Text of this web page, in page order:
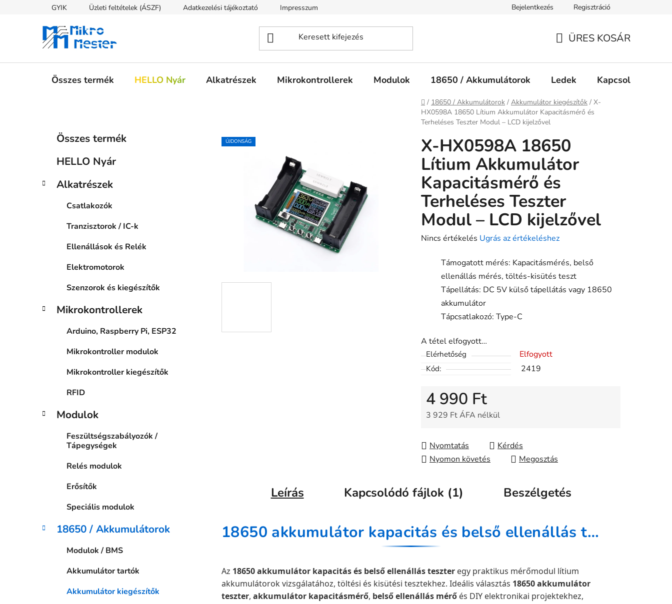
tartalomhoz
GYIK Üzleti feltételek (ÁSZF) Adatkezelési tájékoztató Impresszum Süti tájékoztató
Bejelentkezés Regisztráció
ÜRES KOSÁR
Összes termék HELLO Nyár Alkatrészek Mikrokontrollerek Modulok 18650 / Akkumulátorok Ledek Kapcsolók
Kezdőlap
/ 18650 / Akkumulátorok / Akkumulátor kiegészítők / X-
HX0598A 18650 Lítium Akkumulátor Kapacitásmérő és
Terheléses Teszter Modul – LCD kijelzővel
l
Kategóriák
átugrása
ó
Összes termék
HELLO Nyár
Alkatrészek
Csatlakozók
Tranzisztorok / IC-k
Ellenállások és Relék
Elektromotorok
Szenzorok és kiegészítők
Mikrokontrollerek
Arduino, Raspberry Pi, ESP32
Mikrokontroller modulok
Mikrokontroller kiegészítők
RFID
Modulok
Feszültségszabályozók /
Tápegységek
Relés modulok
Erősítők
Speciális modulok
18650 / Akkumulátorok
Modulok / BMS
Akkumulátor tartók
Akkumulátor kiegészítők
X-HX0598A 18650
Lítium Akkumulátor
Kapacitásmérő és
Terheléses Teszter
Modul – LCD kijelzővel
A
átlagos
értékelése
Nincs értékelés Ugrás az értékeléshez
Támogatott mérés: Kapacitásmérés, belső
ellenállás mérés, töltés-kisütés teszt
Tápellátás: DC 5V külső tápellátás vagy 18650
akkumulátor
Tápcsatlakozó: Type-C
A tétel elfogyott…
Elérhetőség Elfogyott
Kód: 2419
4 990 Ft
3 929 Ft ÁFA nélkül
Nyomtatás
Kérdés
Nyomon követés
Megosztás
ÚJDONSÁG
Leírás Kapcsolódó fájlok (1) Beszélgetés
18650 akkumulátor kapacitás és belső ellenállás teszter
Az 18650 akkumulátor kapacitás és belső ellenállás teszter egy praktikus mérőmodul lítium
akkumulátorok vizsgálatához, töltési és kisütési tesztekhez. Ideális választás 18650 akkumulátor
teszter, akkumulátor kapacitásmérő, belső ellenállás mérő és DIY elektronikai projektekhez,